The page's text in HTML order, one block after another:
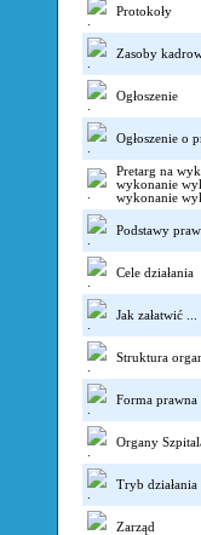
Protokoły
Zasoby
Ogłoszenie
Ogłoszenie o
Pretarg na
wykonanie
wykonanie
Podstawy
Cele działania
Jak załatwić ...
Struktura
Forma prawna
Organy
Tryb działania
Zarząd